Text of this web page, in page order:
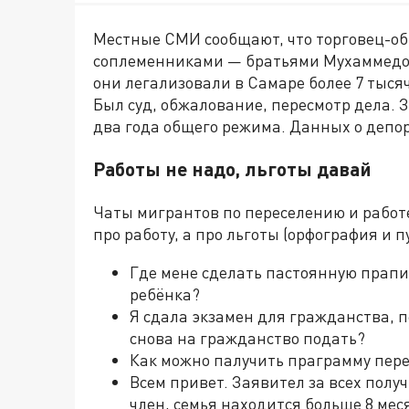
Местные СМИ сообщают, что торговец-
соплеменниками — братьями
они легализовали в Самаре более 7
Был суд, обжалование, пересмотр
два года общего режима. Данных о
Работы не надо, льготы давай
Чаты мигрантов по переселению и
про работу, а про льготы (орфография и
Где мене сделать пастоянную
ребёнка?
Я сдала экзамен для гражданства,
снова на гражданство подать?
Как можно палучить праграмму
Всем привет. Заявител за всех
член, семья находится больше 8